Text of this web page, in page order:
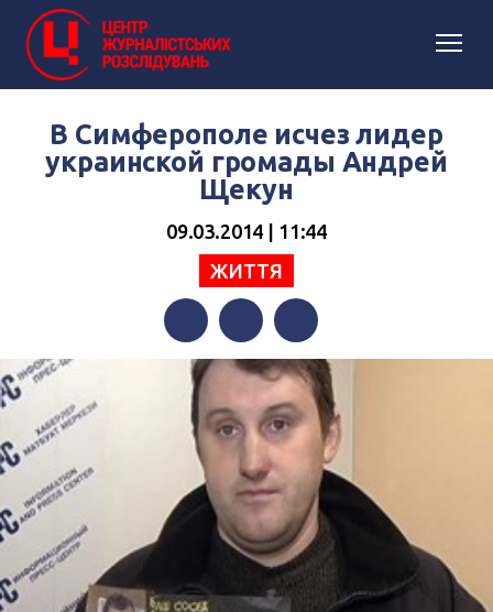
В Симферополе исчез лидер
украинской громады Андрей
Щекун
09.03.2014 | 11:44
ЖИТТЯ
FacebookTwitterTelegram